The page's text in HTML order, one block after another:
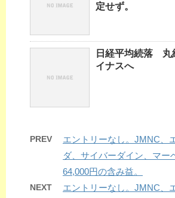
定せず。
日経平均続落 丸
イナスへ
PREV
エントリーなし。JMNC、
ダ、サイバーダイン、マー
64,000円の含み益。
NEXT
エントリーなし。JMNC、